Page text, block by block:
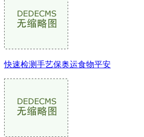
快速检测手艺保奥运食物平安